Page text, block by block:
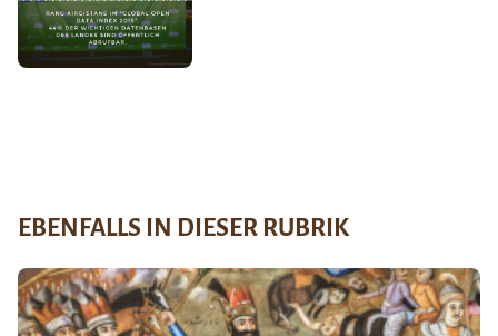
EBENFALLS IN DIESER RUBRIK